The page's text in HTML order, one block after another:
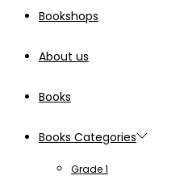
Bookshops
About us
Books
Books Categories
Grade 1